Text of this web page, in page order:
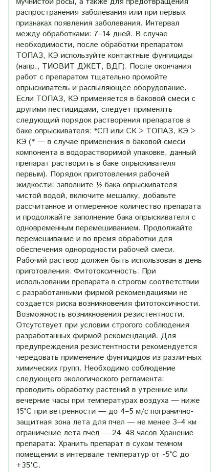
распространения заболевания или при первых
признаках появления заболевания. Интервал
между обработками: 7–14 дней. В случае
необходимости, после обработки препаратом
ТОПАЗ, КЭ используйте контактные фунгициды
(напр., ТИОВИТ ДЖЕТ, ВДГ). После окончания
работ с препаратом тщательно промойте
опрыскиватель и распыляющее оборудование.
Если ТОПАЗ, КЭ применяется в баковой смеси с
другими пестицидами, следует применять
следующий порядок растворения препаратов в
баке опрыскивателя: *СП или СК > ТОПАЗ, КЭ >
КЭ (* — в случае применения в баковой смеси
компонента в водорастворимой упаковке, данный
препарат растворить в баке опрыскивателя
первым). Порядок приготовления рабочей
жидкости: заполните ½ бака опрыскивателя
чистой водой, включите мешалку, добавьте
рассчитанное и отмеренное количество препарата
и продолжайте заполнение бака опрыскивателя с
одновременным перемешиванием. Продолжайте
перемешивание и во время обработки для
обеспечения однородности рабочей смеси.
Рабочий раствор должен быть использован в день
приготовления. Фитотоксичность: При
использовании препарата в строгом соответствии
с разработанными фирмой рекомендациями не
создается риска возникновения фитотоксичности.
Возможность возникновения резистентности:
Отсутствует при условии строгого соблюдения
разработанных фирмой рекомендаций. Для
предупреждения резистентности рекомендуется
чередовать применение фунгицидов из различных
химических групп. Необходимо соблюдение
следующего экологического регламента:
проводить обработку растений в утренние или
вечерние часы при температурах воздуха — ниже
15°С при ветренности — до 4–5 м/с погранично-
защитная зона лета для пчел — не менее 3–4 км
ограничение лета пчел — 24–48 часов Хранение
препарата: Хранить препарат в сухом темном
помещении в интервале температур от -5°С до
+35°С.